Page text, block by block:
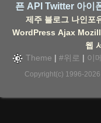
픈 API Twitter 아이
제주 블로그 나인포
WordPress Ajax
웹
Theme | #위로 | 이
Copyright(c) 1996-2026